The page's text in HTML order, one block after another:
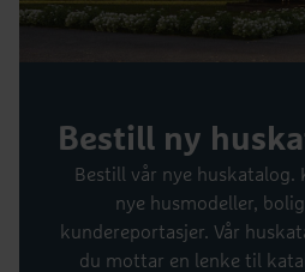
Bestill ny
Bestill vår nye huskatalog.
nye husmodeller,
kundereportasjer. Vår
du mottar en lenke til